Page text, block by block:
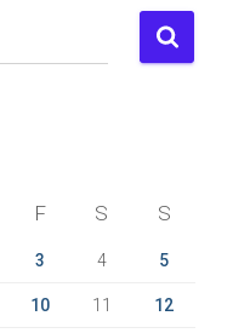
F S S
3 4 5
10 11 12